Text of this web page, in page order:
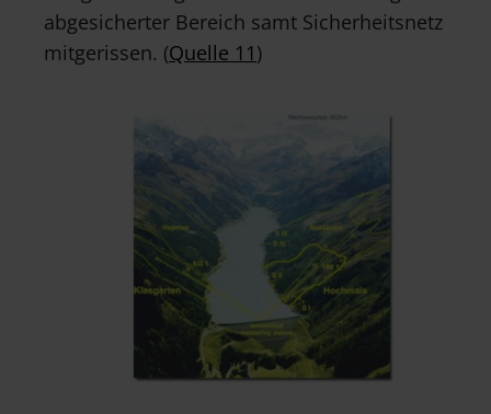
abgesicherter Bereich samt Sicherheitsnetz
mitgerissen. (Quelle 11 )